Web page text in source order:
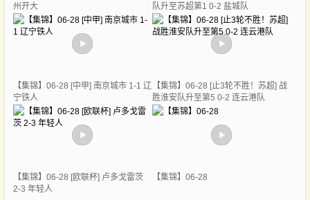
州开大
队升至苏超第1 0-2 盐城队
【集锦】06-28 [中甲] 南京城市 1-1 辽
宁铁人
【集锦】06-28 [止3轮不胜！苏超] 战
胜淮安队升至第5 0-2 连云港队
【集锦】06-28 [欧联杯] 卢多戈雷茨
2-3 年轻人
【集锦】06-28